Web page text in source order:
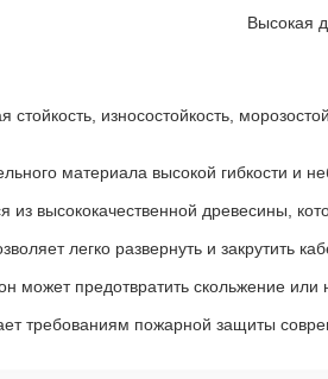
Высокая
износостойкость,
материала высокой гибкости и
высококачественной древесины,
легко развернуть и закрутить
предотвратить скольжение или
требованиям пожарной защиты